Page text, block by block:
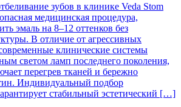
зубов в клинике Veda Stom
медицинская процедура,
эмаль на 8–12 оттенков без
В отличие от агрессивных
клинические системы
светом ламп последнего поколения,
перегрев тканей и бережно
Индивидуальный подбор
стабильный эстетический […]